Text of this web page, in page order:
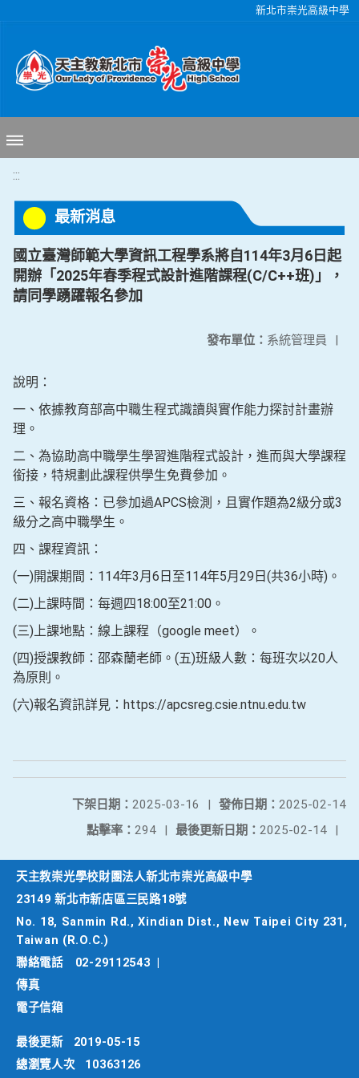
新北市崇光高級中學
:::
最新消息
國立臺灣師範大學資訊工程學系將自114年3月6日起
開辦「2025年春季程式設計進階課程(C/C++班)」，
請同學踴躍報名參加
發布單位： 系統管理員 |
說明：
一、依據教育部高中職生程式識讀與實作能力探討計畫辦
理。
二、為協助高中職學生學習進階程式設計，進而與大學課程
銜接，特規劃此課程供學生免費參加。
三、報名資格：已參加過APCS檢測，且實作題為2級分或3
級分之高中職學生。
四、課程資訊：
(一)開課期間：114年3月6日至114年5月29日(共36小時)。
(二)上課時間：每週四18:00至21:00。
(三)上課地點：線上課程（google meet）。
(四)授課教師：邵森蘭老師。(五)班級人數：每班次以20人
為原則。
(六)報名資訊詳見：https://apcsreg.csie.ntnu.edu.tw
發佈日期： 2025-02-14
下架日期： 2025-03-16
|
最後更新日期： 2025-02-14 |
點擊率： 294 |
天主教崇光學校財團法人新北市崇光高級中學
23149 新北市新店區三民路18號
No. 18, Sanmin Rd., Xindian Dist., New Taipei City 231,
Taiwan (R.O.C.)
聯絡電話
02-29112543
傳真
電子信箱
最後更新
2019-05-15
總瀏覽人次
10363126